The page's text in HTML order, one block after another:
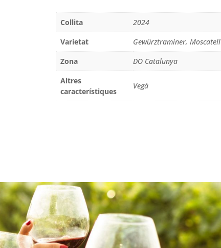
Collita
2024
Varietat
Gewürztraminer, Moscatell
Zona
DO Catalunya
Altres
característiques
Vegà